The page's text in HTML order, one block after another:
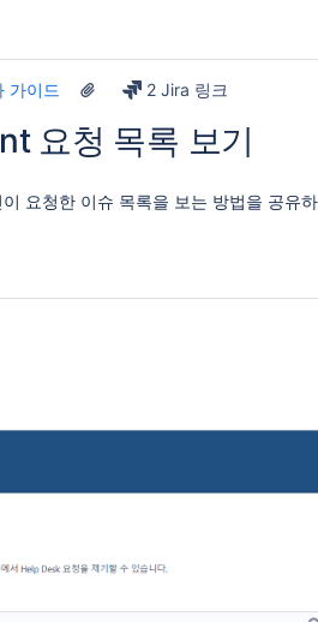
가이드 2 Jira 링크
요청 목록 보기
요청한 이슈 목록을 보는 방법을 공유